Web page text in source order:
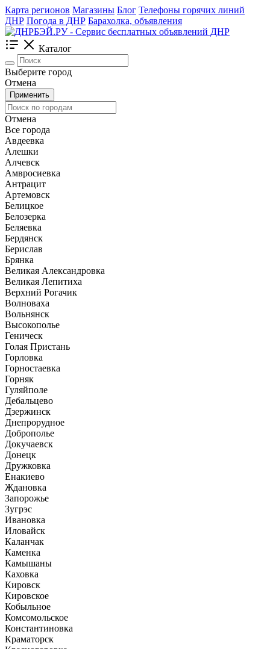
Карта регионов Магазины Блог Телефоны горячих линий
ДНР Погода в ДНР Барахолка, объявления
Каталог
Выберите город
Отмена
Применить
Отмена
Все города
Авдеевка
Алешки
Алчевск
Амвросиевка
Антрацит
Артемовск
Белицкое
Белозерка
Беляевка
Бердянск
Берислав
Брянка
Великая Александровка
Великая Лепитиха
Верхний Рогачик
Волноваха
Вольнянск
Высокополье
Геническ
Голая Пристань
Горловка
Горностаевка
Горняк
Гуляйполе
Дебальцево
Дзержинск
Днепрорудное
Доброполье
Докучаевск
Донецк
Дружковка
Енакиево
Ждановка
Запорожье
Зугрэс
Ивановка
Иловайск
Каланчак
Каменка
Камышаны
Каховка
Кировск
Кировское
Кобыльное
Комсомольское
Константиновка
Краматорск